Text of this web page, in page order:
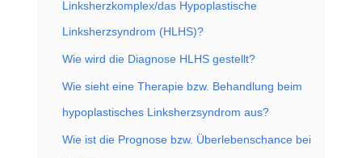
Linksherzkomplex/das Hypoplastische
Linksherzsyndrom (HLHS)?
Wie wird die Diagnose HLHS gestellt?
Wie sieht eine Therapie bzw. Behandlung beim
hypoplastisches Linksherzsyndrom aus?
Wie ist die Prognose bzw. Überlebenschance bei